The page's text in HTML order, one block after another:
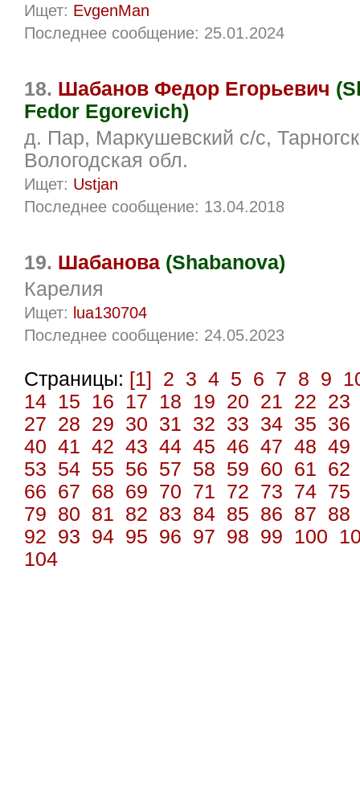
Ищет: EvgenMan
Последнее сообщение: 25.01.2024
18. Шабанов Федор Егорьевич
Fedor Egorevich)
д. Пар, Маркушевский с/с,
Вологодская обл.
Ищет: Ustjan
Последнее сообщение: 13.04.2018
19. Шабанова (Shabanova)
Карелия
Ищет: lua130704
Последнее сообщение: 24.05.2023
Страницы: [1] 2 3 4 5 6 7 8 9
14 15 16 17 18 19 20 21 22 23
27 28 29 30 31 32 33 34 35 36
40 41 42 43 44 45 46 47 48 49
53 54 55 56 57 58 59 60 61 62
66 67 68 69 70 71 72 73 74 75
79 80 81 82 83 84 85 86 87 88
92 93 94 95 96 97 98 99 100
104